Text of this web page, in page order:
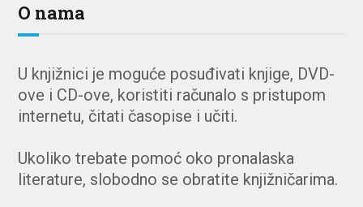
O nama
U knjižnici je moguće posuđivati knjige, DVD-
ove i CD-ove, koristiti računalo s pristupom
internetu, čitati časopise i učiti.
Ukoliko trebate pomoć oko pronalaska
literature, slobodno se obratite knjižničarima.